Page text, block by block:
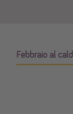
Febbraio al